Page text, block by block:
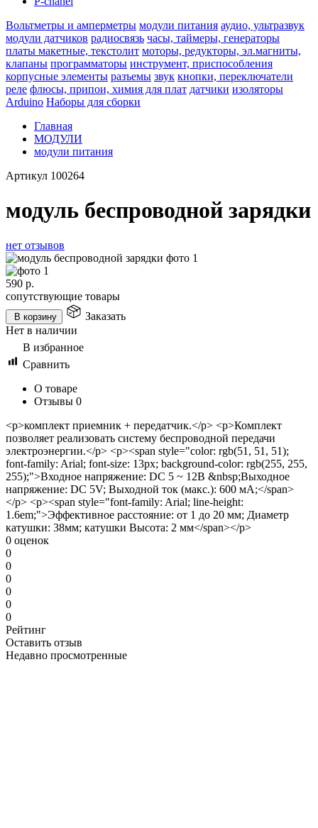
Вольтметры и амперметры модули питания аудио, ультразвук
модули датчиков радиосвязь часы, таймеры, генераторы
платы макетные, текстолит моторы, редукторы, эл.магниты,
клапаны программаторы инструмент, приспособления
корпусные элементы разъемы звук кнопки, переключатели
реле флюсы, припои, химия для плат датчики изоляторы
Arduino Наборы для сборки
Главная
МОДУЛИ
модули питания
Артикул 100264
модуль беспроводной зарядки
нет отзывов
590 р.
сопутствующие товары
В корзину
Заказать
Нет в наличии
В избранное
Сравнить
О товаре
Отзывы 0
<p>комплект приемник + передатчик.</p> <p>Комплект
позволяет реализовать систему беспроводной передачи
электроэнергии.</p> <p><span style="color: rgb(51, 51, 51);
font-family: Arial; font-size: 13px; background-color: rgb(255, 255,
255);">Входное напряжение: DC 5 ~ 12В &nbsp;Выходное
напряжение: DC 5V; Выходной ток (макс.): 600 мА;</span>
</p> <p><span style="font-family: Arial; line-height:
1.6em;">Эффективное расстояние: от 1 до 20 мм; Диаметр
катушки: 38мм; катушки Высота: 2 мм</span></p>
0 оценок
0
0
0
0
0
0
Рейтинг
Оставить отзыв
Недавно просмотренные